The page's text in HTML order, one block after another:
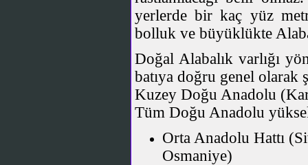
yerlerde bir kaç yüz
bolluk ve büyüklükte
Doğal Alabalık varlığı
batıya doğru genel olarak
Kuzey Doğu Anadolu
Tüm Doğu Anadolu
Orta Anadolu Hattı
Osmaniye)